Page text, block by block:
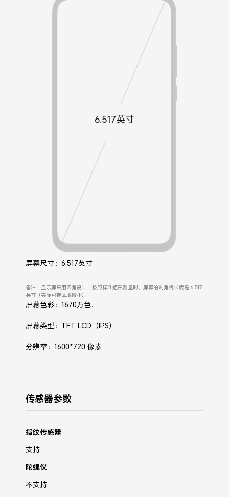
6.517英寸
屏幕尺寸：6.517英寸
备注：显示屏采用圆角设计，按照标准矩形测量时，屏幕的对角线长度是 6.517
英寸（实际可视区域略小）
屏幕色彩：1670万色，
屏幕类型：TFT LCD（IPS）
分辨率：1600*720 像素
传感器参数
指纹传感器
支持
陀螺仪
不支持